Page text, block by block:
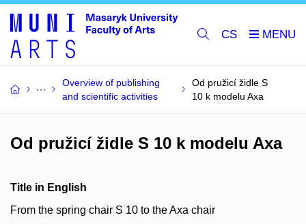
CS
Overview of publishing
and scientific activities
Od pružicí židle S
10 k modelu Axa
Od pružicí židle S 10 k modelu Axa
Title in English
From the spring chair S 10 to the Axa chair